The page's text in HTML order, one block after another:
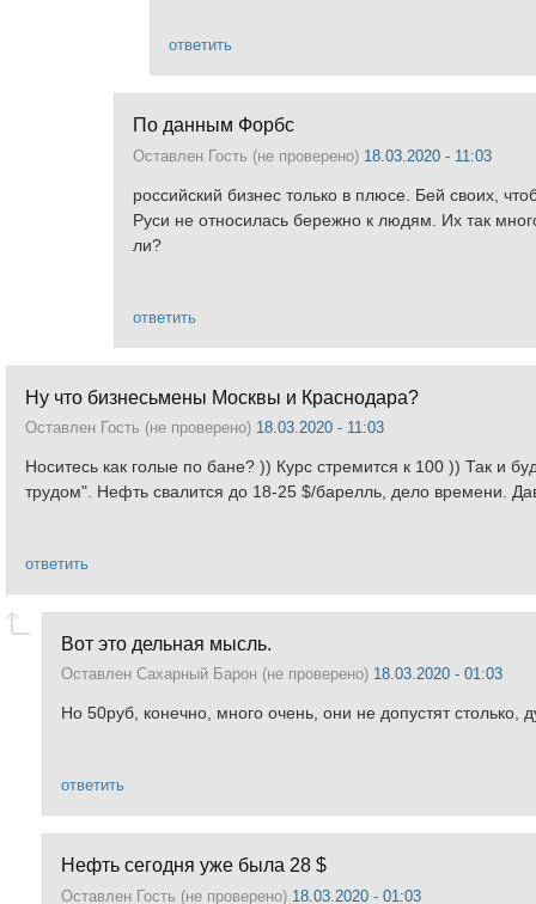
ответить
По данным Форбс
Оставлен Гость (не проверено) 18.03.2020 - 11:03
российский бизнес только в плюсе. Бей своих,
Руси не относилась бережно к людям. Их так
ли?
ответить
Ну что бизнесьмены Москвы и Краснодара?
Оставлен Гость (не проверено) 18.03.2020 - 11:03
Носитесь как голые по бане? )) Курс стремится к 100 )) Так и
трудом". Нефть свалится до 18-25 $/барелль, дело времени.
ответить
Вот это дельная мысль.
Оставлен Сахарный Барон (не проверено) 18.03.2020 - 01:03
Но 50руб, конечно, много очень, они не допустят
ответить
Нефть сегодня уже была 28 $
Оставлен Гость (не проверено) 18.03.2020 - 01:03